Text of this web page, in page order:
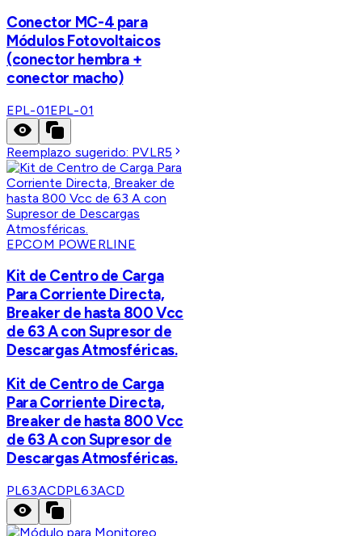
Conector MC-4 para
Módulos Fotovoltaicos
(conector hembra +
conector macho)
EPL-01EPL-01
Reemplazo sugerido: PVLR5
EPCOM POWERLINE
Kit de Centro de Carga
Para Corriente Directa,
Breaker de hasta 800 Vcc
de 63 A con Supresor de
Descargas Atmosféricas.
Kit de Centro de Carga
Para Corriente Directa,
Breaker de hasta 800 Vcc
de 63 A con Supresor de
Descargas Atmosféricas.
PL63ACDPL63ACD